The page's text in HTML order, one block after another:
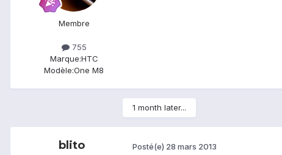
Membre
755
Marque:HTC
Modèle:One M8
1 month later...
blito Posté(e) 28 mars 2013